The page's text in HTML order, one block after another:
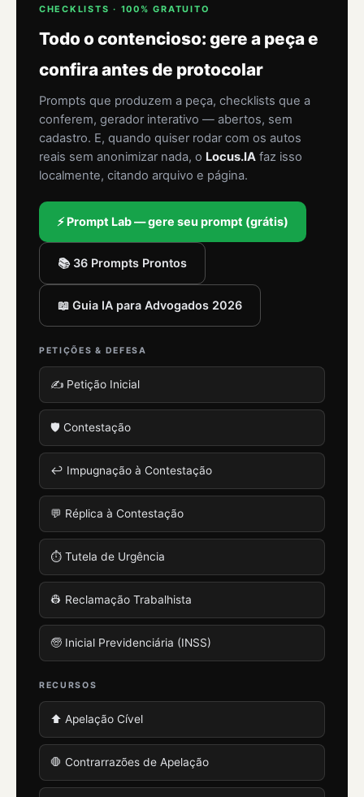
CHECKLISTS · 100% GRATUITO
Todo o contencioso: gere a peça e
confira antes de protocolar
Prompts que produzem a peça, checklists que a
conferem, gerador interativo — abertos, sem
cadastro. E, quando quiser rodar com os autos
reais sem anonimizar nada, o Locus.IA faz isso
localmente, citando arquivo e página.
⚡ Prompt Lab — gere seu prompt (grátis)
📚 36 Prompts Prontos
📖 Guia IA para Advogados 2026
PETIÇÕES & DEFESA
✍️ Petição Inicial
🛡️ Contestação
↩️ Impugnação à Contestação
💬 Réplica à Contestação
⏱️ Tutela de Urgência
👷 Reclamação Trabalhista
🧓 Inicial Previdenciária (INSS)
RECURSOS
⬆️ Apelação Cível
🛑 Contrarrazões de Apelação